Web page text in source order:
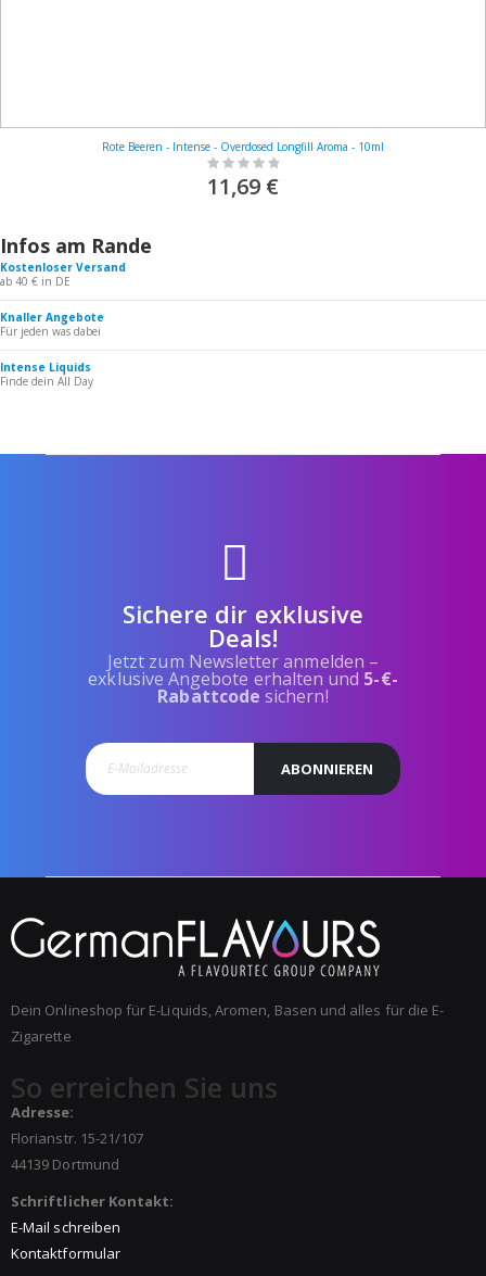
Rote Beeren - Intense - Overdosed Longfill Aroma - 10ml
Rating:
0%
11,69 €
Infos am Rande
Kostenloser Versand
ab 40 € in DE
Knaller Angebote
Für jeden was dabei
Intense Liquids
Finde dein All Day
Sichere dir exklusive
Deals!
Jetzt zum Newsletter anmelden –
exklusive Angebote erhalten und 5-€-
Rabattcode sichern!
ABONNIEREN
Dein Onlineshop für E-Liquids, Aromen, Basen und alles für die E-
Zigarette
So erreichen Sie uns
Adresse:
Florianstr. 15-21/107
44139 Dortmund
Schriftlicher Kontakt:
E-Mail schreiben
Kontaktformular